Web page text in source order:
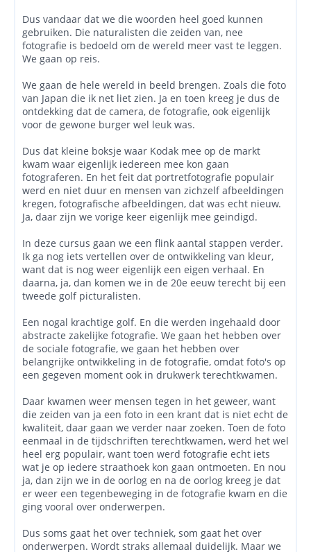
Dus vandaar dat we die woorden heel goed kunnen
gebruiken. Die naturalisten die zeiden van, nee
fotografie is bedoeld om de wereld meer vast te leggen.
We gaan op reis.
We gaan de hele wereld in beeld brengen. Zoals die foto
van Japan die ik net liet zien. Ja en toen kreeg je dus de
ontdekking dat de camera, de fotografie, ook eigenlijk
voor de gewone burger wel leuk was.
Dus dat kleine boksje waar Kodak mee op de markt
kwam waar eigenlijk iedereen mee kon gaan
fotograferen. En het feit dat portretfotografie populair
werd en niet duur en mensen van zichzelf afbeeldingen
kregen, fotografische afbeeldingen, dat was echt nieuw.
Ja, daar zijn we vorige keer eigenlijk mee geindigd.
In deze cursus gaan we een flink aantal stappen verder.
Ik ga nog iets vertellen over de ontwikkeling van kleur,
want dat is nog weer eigenlijk een eigen verhaal. En
daarna, ja, dan komen we in de 20e eeuw terecht bij een
tweede golf picturalisten.
Een nogal krachtige golf. En die werden ingehaald door
abstracte zakelijke fotografie. We gaan het hebben over
de sociale fotografie, we gaan het hebben over
belangrijke ontwikkeling in de fotografie, omdat foto's op
een gegeven moment ook in drukwerk terechtkwamen.
Daar kwamen weer mensen tegen in het geweer, want
die zeiden van ja een foto in een krant dat is niet echt de
kwaliteit, daar gaan we verder naar zoeken. Toen de foto
eenmaal in de tijdschriften terechtkwamen, werd het wel
heel erg populair, want toen werd fotografie echt iets
wat je op iedere straathoek kon gaan ontmoeten. En nou
ja, dan zijn we in de oorlog en na de oorlog kreeg je dat
er weer een tegenbeweging in de fotografie kwam en die
ging vooral over onderwerpen.
Dus soms gaat het over techniek, som gaat het over
onderwerpen. Wordt straks allemaal duidelijk. Maar we